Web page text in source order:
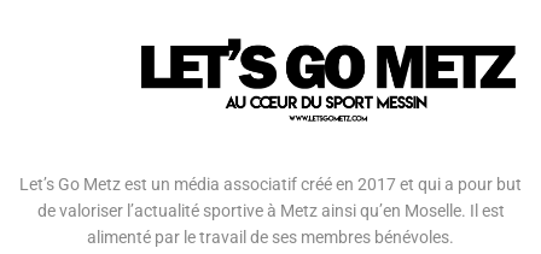
Let’s Go Metz est un média associatif créé en 2017 et qui a pour but
de valoriser l’actualité sportive à Metz ainsi qu’en Moselle. Il est
alimenté par le travail de ses membres bénévoles.